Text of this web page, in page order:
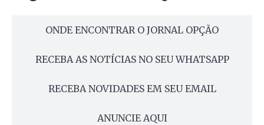
ONDE ENCONTRAR O JORNAL OPÇÃO
RECEBA AS NOTÍCIAS NO SEU WHATSAPP
RECEBA NOVIDADES EM SEU EMAIL
ANUNCIE AQUI